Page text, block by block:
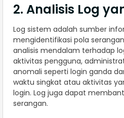
2. Analisis Log
Log sistem adalah sumber
mengidentifikasi pola
analisis mendalam terhadap
aktivitas pengguna,
anomali seperti login ganda
waktu singkat atau aktivitas
login. Log juga dapat
serangan.